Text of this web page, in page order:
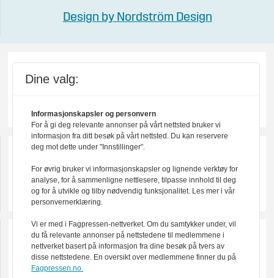
Design by Nordström Design
Dine valg:
Informasjonskapsler og personvern
For å gi deg relevante annonser på vårt nettsted bruker vi
informasjon fra ditt besøk på vårt nettsted. Du kan reservere
deg mot dette under "Innstillinger".
For øvrig bruker vi informasjonskapsler og lignende verktøy for
analyse, for å sammenligne nettlesere, tilpasse innhold til deg
og for å utvikle og tilby nødvendig funksjonalitet. Les mer i vår
personvernerklæring.
Vi er med i Fagpressen-nettverket. Om du samtykker under, vil
du få relevante annonser på nettstedene til medlemmene i
nettverket basert på informasjon fra dine besøk på tvers av
disse nettstedene. En oversikt over medlemmene finner du på
Fagpressen.no.